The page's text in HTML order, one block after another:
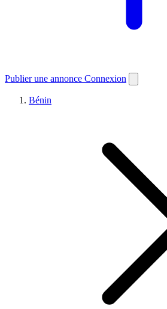
Publier une annonce Connexion
Bénin